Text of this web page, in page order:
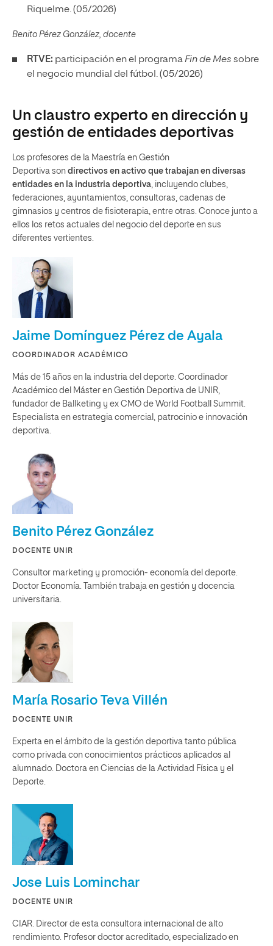
Riquelme. (05/2026)
Benito Pérez González, docente
RTVE: participación en el programaFin de Mes sobre
el negocio mundial del fútbol. (05/2026)
Un claustro experto en dirección y
gestión de entidades deportivas
Los profesores de la Maestría en Gestión
Deportiva son directivos en activo que trabajan en diversas
entidades en la industria deportiva, incluyendo clubes,
federaciones, ayuntamientos, consultoras, cadenas de
gimnasios y centros de fisioterapia, entre otras. Conoce junto a
ellos los retos actuales del negocio del deporte en sus
diferentes vertientes.
Jaime Domínguez Pérez de Ayala
COORDINADOR ACADÉMICO
Más de 15 años en la industria del deporte. Coordinador
Académico del Máster en Gestión Deportiva de UNIR,
fundador de Ballketing y ex CMO de World Football Summit.
Especialista en estrategia comercial, patrocinio e innovación
deportiva.
Benito Pérez González
DOCENTE UNIR
Consultor marketing y promoción- economía del deporte.
Doctor Economía. También trabaja en gestión y docencia
universitaria.
María Rosario Teva Villén
DOCENTE UNIR
Experta en el ámbito de la gestión deportiva tanto pública
como privada con conocimientos prácticos aplicados al
alumnado. Doctora en Ciencias de la Actividad Física y el
Deporte.
Jose Luis Lominchar
DOCENTE UNIR
CIAR. Director de esta consultora internacional de alto
rendimiento. Profesor doctor acreditado, especializado en